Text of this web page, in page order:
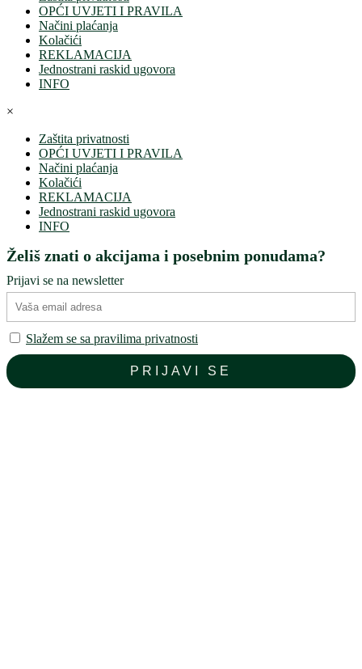
OPĆI UVJETI I PRAVILA
Načini plaćanja
Kolačići
REKLAMACIJA
Jednostrani raskid ugovora
INFO
×
Zaštita privatnosti
OPĆI UVJETI I PRAVILA
Načini plaćanja
Kolačići
REKLAMACIJA
Jednostrani raskid ugovora
INFO
Želiš znati o akcijama i posebnim ponudama?
Prijavi se na newsletter
Slažem se sa pravilima privatnosti